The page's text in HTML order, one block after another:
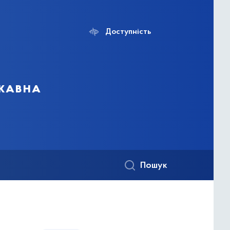
Доступність
Пошук